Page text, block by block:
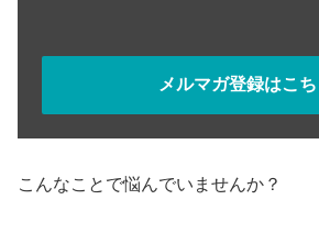
メルマガ登録はこち
こんなことで悩んでいませんか？